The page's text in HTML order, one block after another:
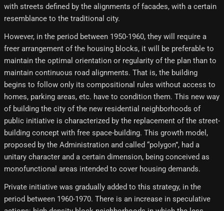
with streets defined by the alignments of facades, with a certain
resemblance to the traditional city.
However, in the period between 1950-1960, they will require a
freer arrangement of the housing blocks, it will be preferable to
maintain the optimal orientation or regularity of the plan than to
maintain continuous road alignments. That is, the building
begins to follow only its compositional rules without access to
homes, parking areas, etc. have to condition them. This new way
of building the city of the new residential neighborhoods of
public initiative is characterized by the replacement of the street-
building concept with free space-building. This growth model,
proposed by the Administration and called “polygon”, had a
unitary character and a certain dimension, being conceived as
monofunctional areas intended to cover housing demands.
Private initiative was gradually added to this strategy, in the
period between 1960-1970. There is an increase in speculative